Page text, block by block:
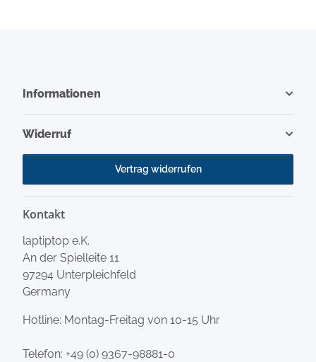
Informationen
Widerruf
Vertrag widerrufen
Kontakt
laptiptop e.K.
An der Spielleite 11
97294 Unterpleichfeld
Germany
Hotline: Montag-Freitag von 10-15 Uhr
Telefon: +49 (0) 9367-98881-0